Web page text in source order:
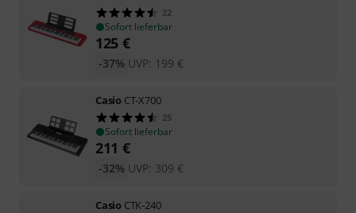
22
Sofort lieferbar
125 €
UVP: 199 €
-37%
Casio CT-X700
25
Sofort lieferbar
211 €
UVP: 309 €
-32%
Casio CTK-240